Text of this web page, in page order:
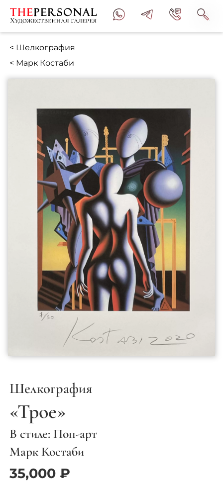
< Шелкография
< Марк Костаби
Шелкография
«Трое»
В стиле: Поп-арт
Марк Костаби
35,000₽